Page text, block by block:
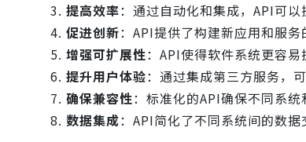
提高效率：通过自动化和集成，API可以
促进创新：API提供了构建新应用和服务
增强可扩展性：API使得软件系统更容易
提升用户体验：通过集成第三方服务，
确保兼容性：标准化的API确保不同系统
数据集成：API简化了不同系统间的数据